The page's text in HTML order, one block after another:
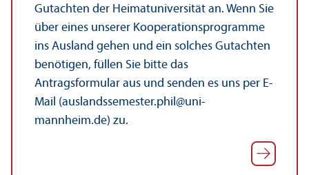
Gutachten der Heimat­universität an. Wenn Sie
über eines unserer Kooperations­programme
ins Ausland gehen und ein solches Gutachten
benötigen, füllen Sie bitte das
Antragsformular aus und senden es uns per E-
Mail (auslandssemester.phil@uni-
mannheim.de) zu.